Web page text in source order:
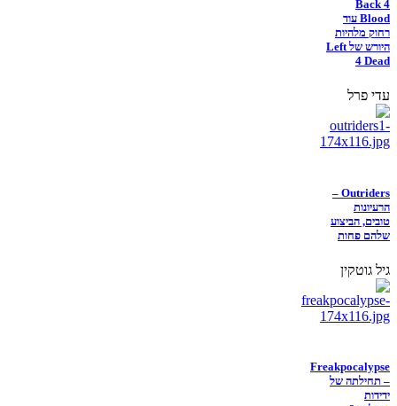
Back 4
Blood עוד
רחוק מלהיות
היורש של Left
4 Dead
עדי פרל
Outriders –
הרעיונות
טובים, הביצוע
שלהם פחות
גיל גוטקין
Freakpocalypse
– תחילתה של
ידידות